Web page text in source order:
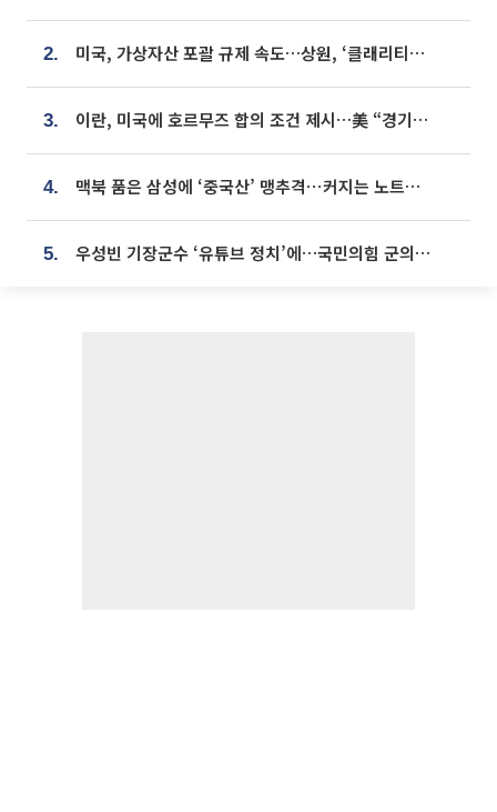
2. 미국, 가상자산 포괄 규제 속도…상원, ‘클래리티법’ 9월 절차투표 추진
3. 이란, 미국에 호르무즈 합의 조건 제시…美 “경기 아직 안 끝나” [종합]
4. 맥북 품은 삼성에 ‘중국산’ 맹추격⋯커지는 노트북 OLED 시장
5. 우성빈 기장군수 ‘유튜브 정치’에…국민의힘 군의원들 집단 반발